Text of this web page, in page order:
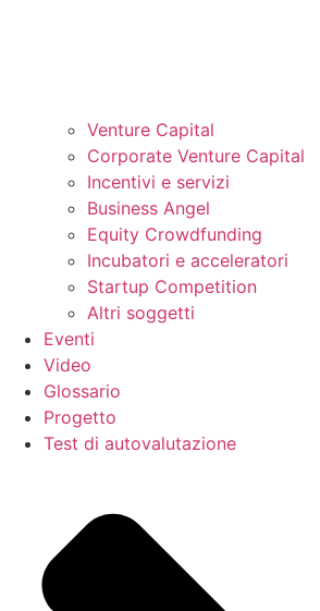
Venture Capital
Corporate Venture Capital
Incentivi e servizi
Business Angel
Equity Crowdfunding
Incubatori e acceleratori
Startup Competition
Altri soggetti
Eventi
Video
Glossario
Progetto
Test di autovalutazione